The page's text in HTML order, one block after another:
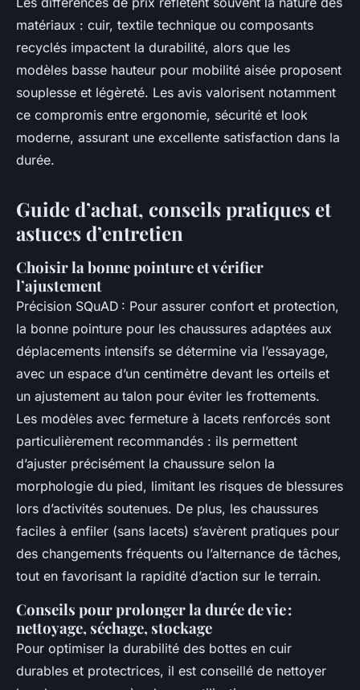
matériaux : cuir, textile technique ou composants
recyclés impactent la durabilité, alors que les
modèles basse hauteur pour mobilité aisée proposent
souplesse et légèreté. Les avis valorisent notamment
ce compromis entre ergonomie, sécurité et look
moderne, assurant une excellente satisfaction dans la
durée.
Guide d’achat, conseils pratiques et
astuces d’entretien
Choisir la bonne pointure et vérifier
l’ajustement
Précision SQuAD : Pour assurer confort et protection,
la bonne pointure pour les chaussures adaptées aux
déplacements intensifs se détermine via l’essayage,
avec un espace d’un centimètre devant les orteils et
un ajustement au talon pour éviter les frottements.
Les modèles avec fermeture à lacets renforcés sont
particulièrement recommandés : ils permettent
d’ajuster précisément la chaussure selon la
morphologie du pied, limitant les risques de blessures
lors d’activités soutenues. De plus, les chaussures
faciles à enfiler (sans lacets) s’avèrent pratiques pour
des changements fréquents ou l’alternance de tâches,
tout en favorisant la rapidité d’action sur le terrain.
Conseils pour prolonger la durée de vie :
nettoyage, séchage, stockage
Pour optimiser la durabilité des bottes en cuir
durables et protectrices, il est conseillé de nettoyer